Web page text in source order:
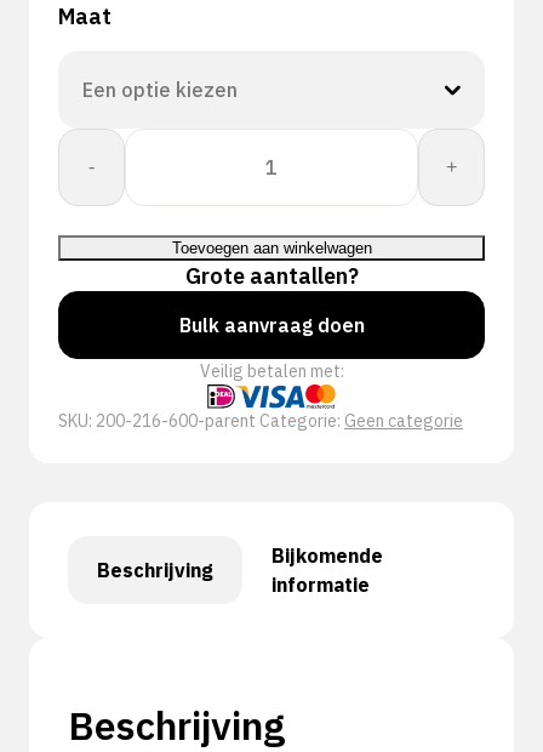
Maat
-
Proway:
Knit
PWH-
2166
aantal
+
Toevoegen aan winkelwagen
Grote aantallen?
Bulk aanvraag doen
Veilig betalen met:
SKU: 200-216-600-parent Categorie: Geen categorie
Beschrijving
Bijkomende
informatie
Beschrijving